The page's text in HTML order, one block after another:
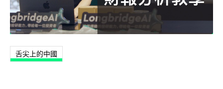
舌尖上的中國